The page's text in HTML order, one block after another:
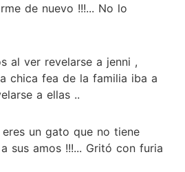
de nuevo !!!... No lo
al ver revelarse a jenni ,
chica fea de la familia iba a
a ellas ..
eres un gato que no tiene
sus amos !!!... Gritó con furia